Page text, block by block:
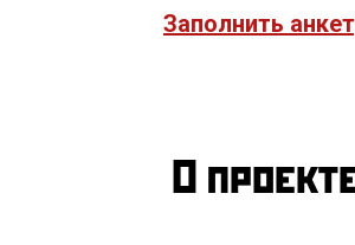
Заполнить
О